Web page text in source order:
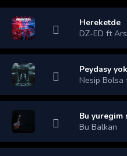
Hereketde
DZ-ED ft
Peydasy yok
Nesip Bolsa
Bu yuregim
Bu Balkan